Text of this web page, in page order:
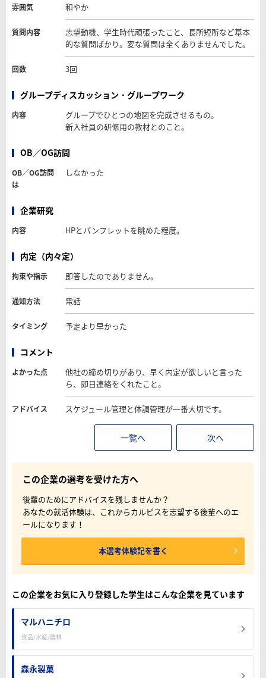
雰囲気 和やか
質問内容
志望動機、学生時代頑張ったこと、長所短所など基本
的な質問ばかり。変な質問は全くありませんでした。
回数 3回
グループディスカッション・グループワーク
内容
グループでひとつの地図を完成させるもの。
新入社員の研修用の教材とのこと。
OB／OG訪問
OB／OG訪問
は
しなかった
企業研究
内容 HPとパンフレットを眺めた程度。
内定（内々定）
拘束や指示 即答したのでありません。
通知方法 電話
タイミング 予定より早かった
コメント
よかった点
他社の締め切りがあり、早く内定が欲しいと言った
ら、即日連絡をくれたこと。
アドバイス スケジュール管理と体調管理が一番大切です。
一覧へ 次へ
この企業の選考を受けた方へ
後輩のためにアドバイスを残しませんか？
あなたの就活体験は、これからカルピスを志望する後輩へのエ
ールになります！
本選考体験記を書く
この企業をお気に入り登録した学生はこんな企業を見ています
マルハニチロ
食品/水産/農林
森永製菓